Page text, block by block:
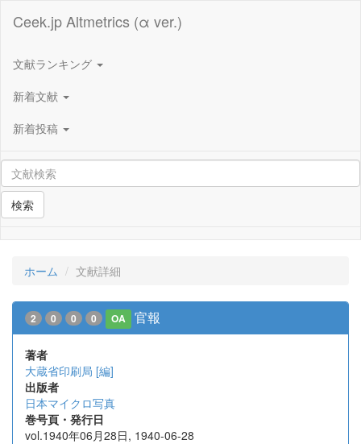
Ceek.jp Altmetrics (α ver.)
文献ランキング
新着文献
新着投稿
検索
ホーム 文献詳細
2 0 0 0 OA 官報
著者
大蔵省印刷局 [編]
出版者
日本マイクロ写真
巻号頁・発行日
vol.1940年06月28日, 1940-06-28